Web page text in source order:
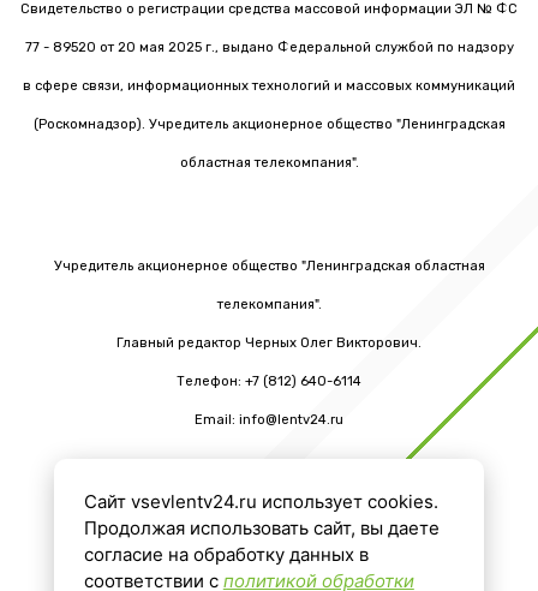
Свидетельство о регистрации средства массовой информации ЭЛ № ФС
77 - 89520 от 20 мая 2025 г., выдано Федеральной службой по надзору
в сфере связи, информационных технологий и массовых коммуникаций
(Роскомнадзор). Учредитель акционерное общество "Ленинградская
областная телекомпания".
Учредитель акционерное общество "Ленинградская областная
телекомпания".
Главный редактор Черных Олег Викторович.
Телефон: +7 (812) 640-6114
Email: info@lentv24.ru
16+
Сайт vsevlentv24.ru использует cookies.
Продолжая использовать сайт, вы даете
согласие на обработку данных в
соответствии с политикой обработки